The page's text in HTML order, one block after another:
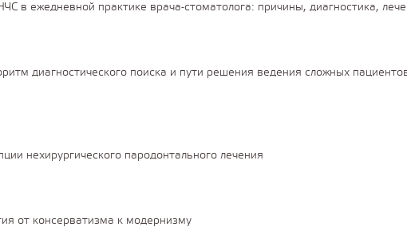
в ежедневной практике врача-стоматолога: причины, диагностика,
диагностического поиска и пути решения ведения сложных
нехирургического пародонтального лечения
от консерватизма к модернизму